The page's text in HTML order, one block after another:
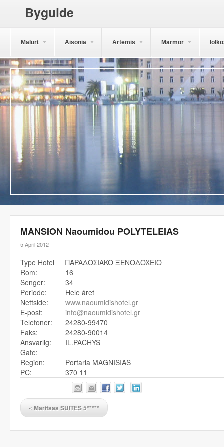
Byguide
Malurt Aisonia Artemis Marmor
MANSION Naoumidou POLYTELEIAS
5 April 2012
Type Hotel
ΠAPAΔOΣIAKO ΞENOΔOXEIO
Rom:
16
Senger:
34
Periode:
Hele året
Nettside:
www.naoumidishotel.gr
E-post:
info@naoumidishotel.gr
Telefoner:
24280-99470
Faks:
24280-90014
Ansvarlig:
IL.PACHYS
Gate:
Region:
Portaria MAGNISIAS
PC:
370 11
« Maritsas SUITES 5*****